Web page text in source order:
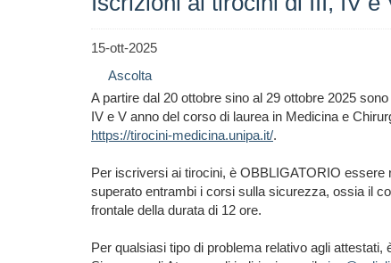
15-ott-2025
Ascolta
A partire dal 20 ottobre sino al 29 ottobre 2025
IV e V anno del corso di laurea in Medicina e
https://tirocini-medicina.unipa.it/.
Per iscriversi ai tirocini, è OBBLIGATORIO essere
superato entrambi i corsi sulla sicurezza, ossia il
frontale della durata di 12 ore.
Per qualsiasi tipo di problema relativo agli